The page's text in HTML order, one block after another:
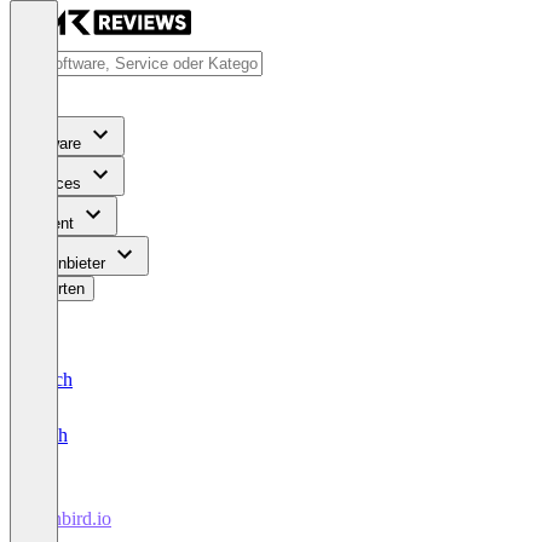
Software
Services
Content
Für Anbieter
Bewerten
Deutsch
English
Fynbird.io